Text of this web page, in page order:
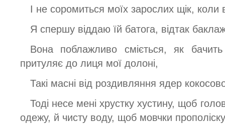
І не соромиться моїх зарослих щік,
Я спершу віддаю їй батога, відтак
Вона поблажливо сміється, як
притуляє до лиця мої долоні,
Такі масні від роздивляння ядер
Тоді несе мені хрустку хустину, щоб
одежу, й чисту воду, щоб мовчки